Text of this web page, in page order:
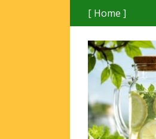
[ Home ]